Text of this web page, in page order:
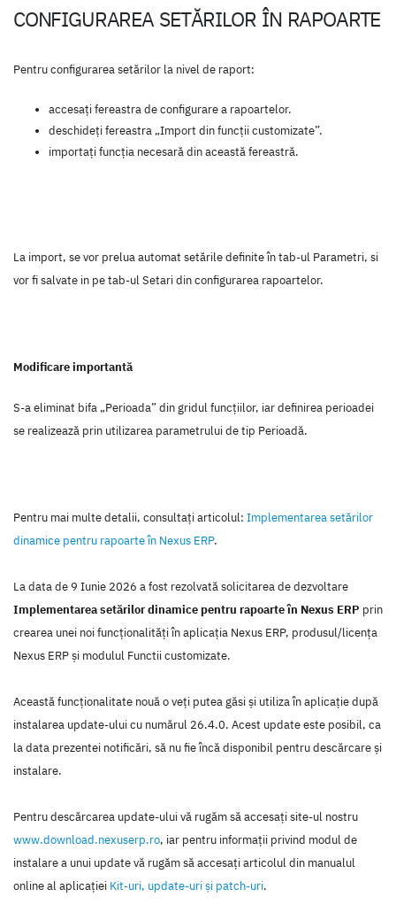
CONFIGURAREA SETĂRILOR ÎN RAPOARTE
Pentru configurarea setărilor la nivel de raport:
accesați fereastra de configurare a rapoartelor.
deschideți fereastra „Import din funcții customizate”.
importați funcția necesară din această fereastră.
La import, se vor prelua automat setările definite în tab-ul Parametri, si
vor fi salvate in pe tab-ul Setari din configurarea rapoartelor.
Modificare importantă
S-a eliminat bifa „Perioada” din gridul funcțiilor, iar definirea perioadei
se realizează prin utilizarea parametrului de tip Perioadă.
Pentru mai multe detalii, consultaţi articolul: Implementarea setărilor
dinamice pentru rapoarte în Nexus ERP.
La data de 9 Iunie 2026 a fost rezolvată solicitarea de dezvoltare
Implementarea setărilor dinamice pentru rapoarte în Nexus ERP prin
crearea unei noi funcţionalităţi în aplicaţia Nexus ERP, produsul/licenţa
Nexus ERP şi modulul Functii customizate.
Această funcţionalitate nouă o veţi putea găsi şi utiliza în aplicaţie după
instalarea update-ului cu numărul 26.4.0. Acest update este posibil, ca
la data prezentei notificări, să nu fie încă disponibil pentru descărcare şi
instalare.
Pentru descărcarea update-ului vă rugăm să accesaţi site-ul nostru
www.download.nexuserp.ro, iar pentru informaţii privind modul de
instalare a unui update vă rugăm să accesaţi articolul din manualul
online al aplicaţiei Kit-uri, update-uri şi patch-uri.